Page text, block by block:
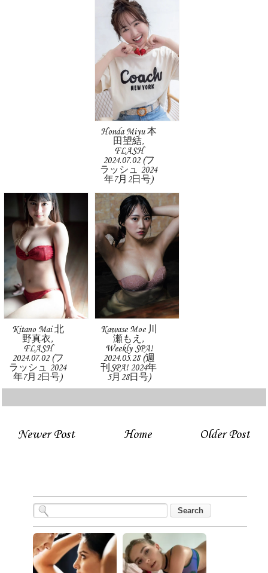
Honda Miyu 本
田望結,
FLASH
2024.07.02 (フ
ラッシュ 2024
年7月2日号)
Kitano Mai 北
野真衣,
FLASH
2024.07.02 (フ
ラッシュ 2024
年7月2日号)
Kawase Moe 川
瀬もえ,
Weekly SPA!
2024.05.28 (週
刊SPA! 2024年
5月28日号)
Newer Post Older Post
Home